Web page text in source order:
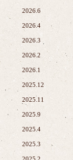
2026.6
2026.4
2026.3
2026.2
2026.1
2025.12
2025.11
2025.9
2025.4
2025.3